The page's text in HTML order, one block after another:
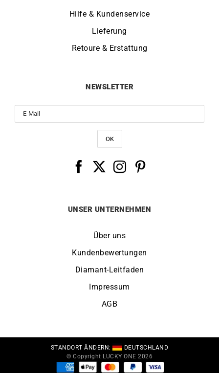
Hilfe & Kundenservice
Lieferung
Retoure & Erstattung
NEWSLETTER
UNSER UNTERNEHMEN
Über uns
Kundenbewertungen
Diamant-Leitfaden
Impressum
AGB
STANDORT ÄNDERN:
DEUTSCHLAND
© Copyright LUCKY ONE 2026